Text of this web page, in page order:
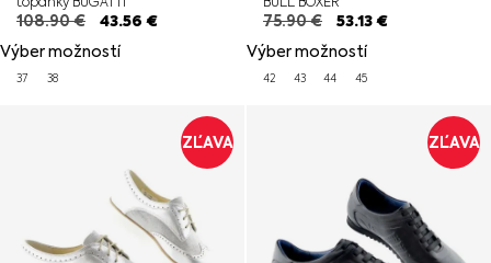
108.90€ 43.56 €
Výber možností
37 38
75.90€ 53.13€
Výber možností
42 43 44 45
ZĽAVA ZĽAVA